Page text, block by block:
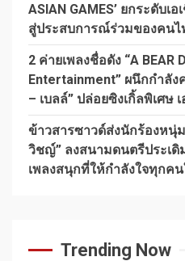
ASIAN GAMES’ ยกระดับ
สู่ประสบการณ์ร่วมของคนไ
2 ค่ายเพลงชื่อดัง “A BEAR
Entertainment” ผนึกกำลั
– เบลล์” ปล่อยซิงเกิ้ลพิเศษ
ข้าวสารซาวด์ส่งนักร้องหนุ่
วิชญ์” ลงสนามดนตรีประเดิ
เพลงสนุกที่ให้กำลังใจทุกค
Trending Now